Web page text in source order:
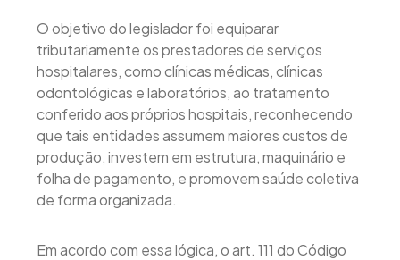
O objetivo do legislador foi equiparar
tributariamente os prestadores de serviços
hospitalares, como clínicas médicas, clínicas
odontológicas e laboratórios, ao tratamento
conferido aos próprios hospitais, reconhecendo
que tais entidades assumem maiores custos de
produção, investem em estrutura, maquinário e
folha de pagamento, e promovem saúde coletiva
de forma organizada.
Em acordo com essa lógica, o art. 111 do Código